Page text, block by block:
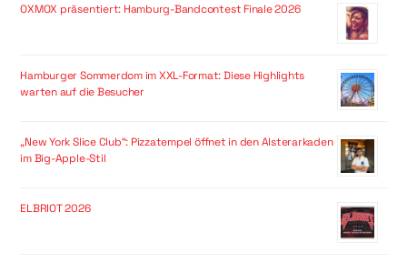
OXMOX präsentiert: Hamburg-Bandcontest Finale 2026
Hamburger Sommerdom im XXL-Format: Diese Highlights
warten auf die Besucher
„New York Slice Club“: Pizzatempel öffnet in den Alsterarkaden
im Big-Apple-Stil
ELBRIOT 2026